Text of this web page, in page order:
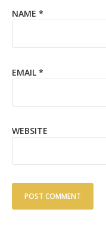
NAME *
EMAIL *
WEBSITE